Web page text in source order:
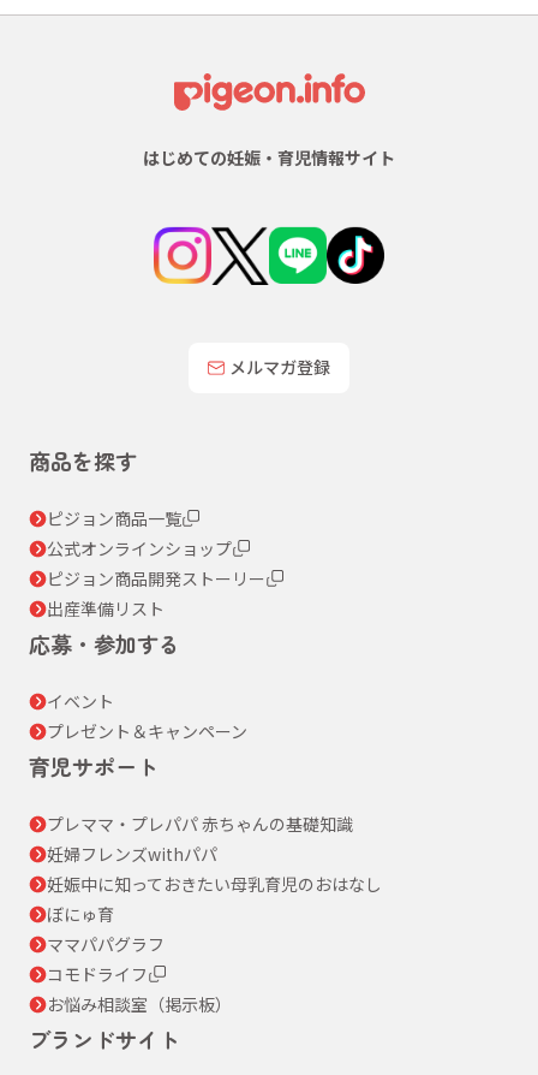
はじめての妊娠・育児情報サイト
メルマガ登録
商品を探す
ピジョン商品一覧
公式オンラインショップ
ピジョン商品開発ストーリー
出産準備リスト
応募・参加する
イベント
プレゼント＆キャンペーン
育児サポート
プレママ・プレパパ 赤ちゃんの基礎知識
妊婦フレンズwithパパ
妊娠中に知っておきたい母乳育児のおはなし
ぼにゅ育
ママパパグラフ
コモドライフ
お悩み相談室（掲示板）
ブランドサイト